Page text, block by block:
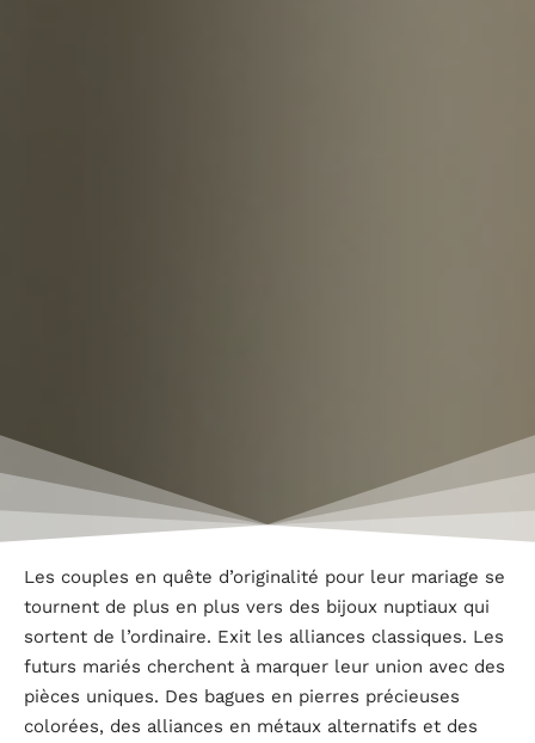
Les couples en quête d’originalité pour leur mariage se
tournent de plus en plus vers des bijoux nuptiaux qui
sortent de l’ordinaire. Exit les alliances classiques. Les
futurs mariés cherchent à marquer leur union avec des
pièces uniques. Des bagues en pierres précieuses
colorées, des alliances en métaux alternatifs et des